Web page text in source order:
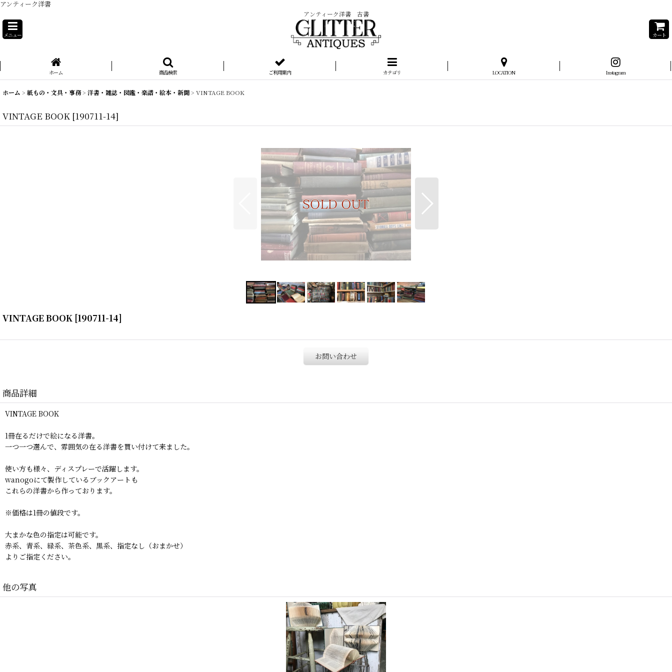
アンティーク洋書
アンティーク洋書 古書
メニュー カート
ホーム 商品検索 ご利用案内 カテゴリ LOCATION Instagram
ホーム > 紙もの・文具・事務> 洋書・雑誌・図鑑・楽譜・絵本・新聞> VINTAGE BOOK
VINTAGE BOOK [190711-14]
VINTAGE BOOK [190711-14]
お問い合わせ
商品詳細
VINTAGE BOOK
1冊在るだけで絵になる洋書。
一つ一つ選んで、雰囲気の在る洋書を買い付けて来ました。
使い方も様々、ディスプレーで活躍します。
wanogoにて製作しているブックアートも
これらの洋書から作っております。
※価格は1冊の値段です。
大まかな色の指定は可能です。
赤系、青系、緑系、茶色系、黒系、指定なし（おまかせ）
よりご指定ください。
他の写真